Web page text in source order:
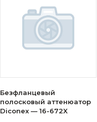
Безфланцевый
полосковый аттенюатор
Diconex — 16-672X